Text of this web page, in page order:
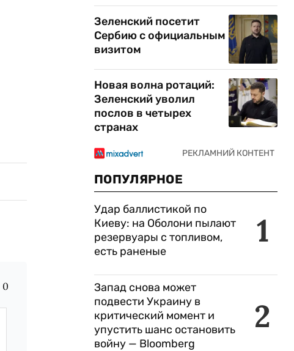
0
Зеленский посетит
Сербию с официальным
визитом
Новая волна ротаций:
Зеленский уволил
послов в четырех
странах
ПОПУЛЯРНОЕ
1
Удар баллистикой по
Киеву: на Оболони пылают
резервуары с топливом,
есть раненые
2
Запад снова может
подвести Украину в
критический момент и
упустить шанс остановить
войну — Bloomberg